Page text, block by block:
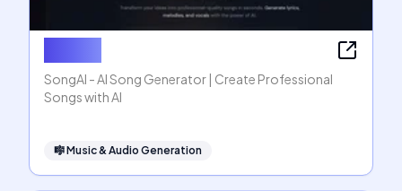
SongAI - AI Song Generator | Create Professional
Songs with AI
🎼Music & Audio Generation